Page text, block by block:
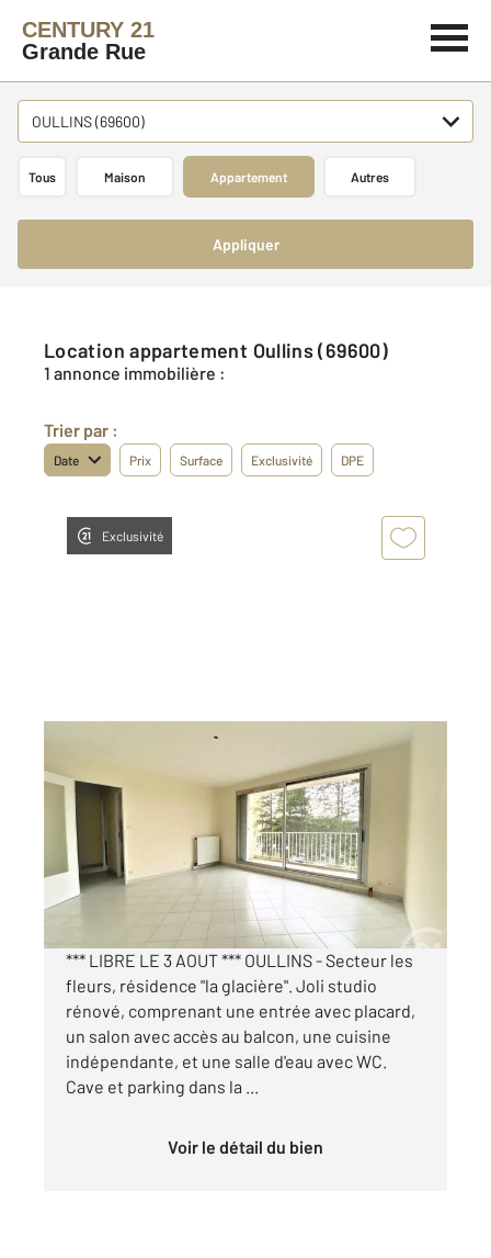
CENTURY 21
Grande Rue
OULLINS (69600)
Tous Maison Appartement Autres
Appliquer
Location appartement Oullins (69600)
1 annonce immobilière :
Trier par :
Date Prix Surface Exclusivité DPE
Exclusivité
30 m
Ref : 20582
Appartement F1 à louer
599,26 €
par mois charges comprises
*** LIBRE LE 3 AOUT *** OULLINS - Secteur les
fleurs, résidence "la glacière". Joli studio
rénové, comprenant une entrée avec placard,
un salon avec accès au balcon, une cuisine
indépendante, et une salle d'eau avec WC.
Cave et parking dans la ...
Voir le détail du bien